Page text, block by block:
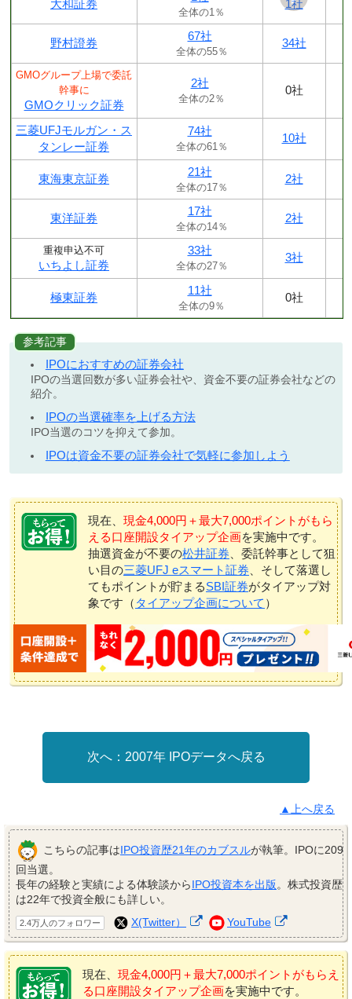
大和証券
全体の1％
1社
野村證券
67社
全体の55％
34社
GMOグループ上場で委託
幹事に
GMOクリック証券
2社
全体の2％
0社
三菱UFJモルガン・ス
タンレー証券
74社
全体の61％
10社
東海東京証券
21社
全体の17％
2社
東洋証券
17社
全体の14％
2社
重複申込不可
いちよし証券
33社
全体の27％
3社
極東証券
11社
全体の9％
0社
参考記事
IPOにおすすめの証券会社
IPOの当選回数が多い証券会社や、資金不要の証券会社などの
紹介。
IPOの当選確率を上げる方法
IPO当選のコツを抑えて参加。
IPOは資金不要の証券会社で気軽に参加しよう
現在、 現金4,000円＋最大7,000ポイントがもら
える口座開設タイアップ企画を実施中です。
抽選資金が不要の松井証券 、委託幹事として狙
い目の三菱UFJ eスマート証券 、そして落選し
てもポイントが貯まるSBI証券がタイアップ対
象です（ タイアップ企画について ）
2007年 IPOデータへ戻る
▲上へ戻る
こちらの記事はIPO投資歴21年のカブスルが執筆。IPOに209
回当選。
長年の経験と実績による体験談からIPO投資本を出版。株式投資歴
は22年で投資全般にも詳しい。
2.4万人のフォロワー X(Twitter） YouTube
現在、 現金4,000円＋最大7,000ポイントがもらえ
る口座開設タイアップ企画を実施中です。